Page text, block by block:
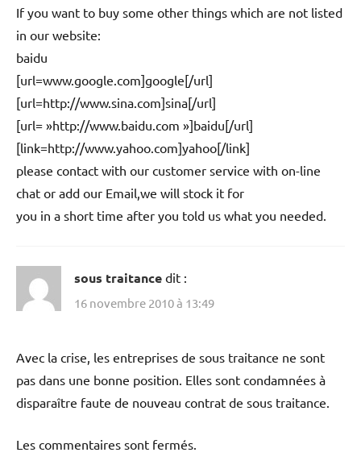
If you want to buy some other things which are not listed
in our website:
baidu
[url=www.google.com]google[/url]
[url=http://www.sina.com]sina[/url]
[url= »http://www.baidu.com »]baidu[/url]
[link=http://www.yahoo.com]yahoo[/link]
please contact with our customer service with on-line
chat or add our Email,we will stock it for
you in a short time after you told us what you needed.
sous traitance dit :
16 novembre 2010 à 13:49
Avec la crise, les entreprises de sous traitance ne sont
pas dans une bonne position. Elles sont condamnées à
disparaître faute de nouveau contrat de sous traitance.
Les commentaires sont fermés.